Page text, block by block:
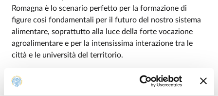
Romagna è lo scenario perfetto per la formazione di
figure così fondamentali per il futuro del nostro sistema
alimentare, soprattutto alla luce della forte vocazione
agroalimentare e per la intensissima interazione tra le
città e le università del territorio.
Nell’ambito del progetto, nel quale la Scuola di Studi
Superiori in Alimenti e Nutrizione ha avuto come partner